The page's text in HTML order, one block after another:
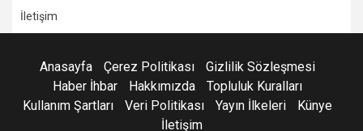
İletişim
Anasayfa Çerez Politikası
Gizlilik Sözleşmesi
Haber İhbar
Hakkımızda
Topluluk Kuralları
Kullanım Şartları
Veri Politikası Yayın İlkeleri
Künye
İletişim